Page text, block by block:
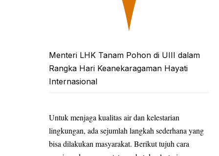
Menteri LHK Tanam Pohon di UIII dalam
Rangka Hari Keanekaragaman Hayati
Internasional
Untuk menjaga kualitas air dan kelestarian
lingkungan, ada sejumlah langkah sederhana yang
bisa dilakukan masyarakat. Berikut tujuh cara